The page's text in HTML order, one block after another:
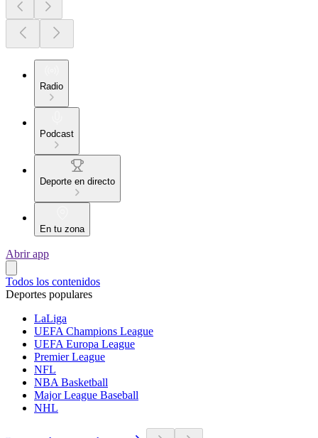
Radio
Podcast
Deporte en directo
En tu zona
Abrir app
Todos los contenidos
Deportes populares
LaLiga
UEFA Champions League
UEFA Europa League
Premier League
NFL
NBA Basketball
Major League Baseball
NHL